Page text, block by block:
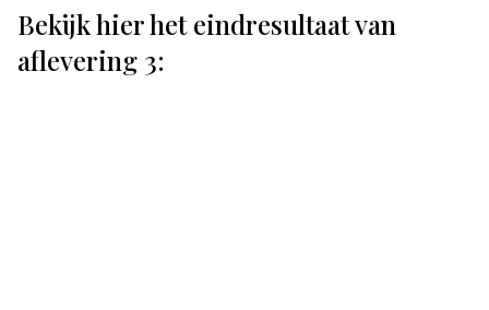
Bekijk hier het eindresultaat van
aflevering 3: